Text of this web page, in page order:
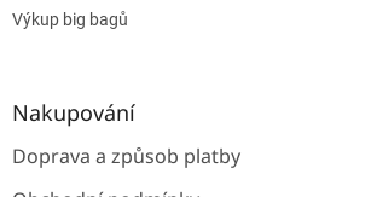
Výkup big bagů
Nakupování
Doprava a způsob platby